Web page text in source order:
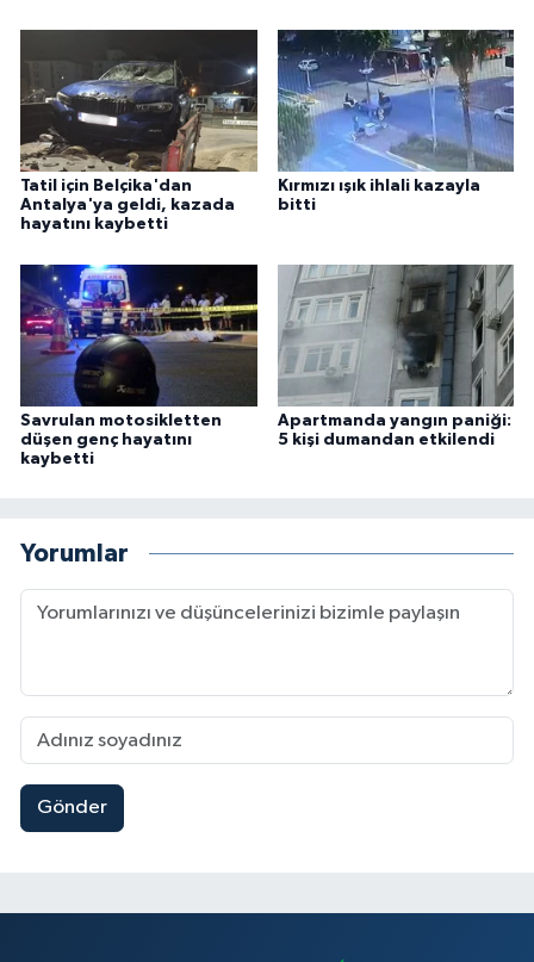
Tatil için Belçika'dan
Antalya'ya geldi, kazada
hayatını kaybetti
Kırmızı ışık ihlali kazayla
bitti
Savrulan motosikletten
düşen genç hayatını
kaybetti
Apartmanda yangın paniği:
5 kişi dumandan etkilendi
Yorumlar
Gönder